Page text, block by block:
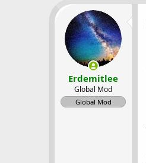
y
a
n
g
ı
ç
a
r
i
Erdemitlee
Global Mod
Global Mod